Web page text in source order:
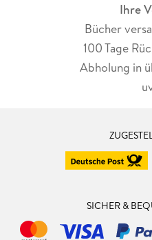
Ihre
Bücher
100 Tage
Abholung in
SICHER &